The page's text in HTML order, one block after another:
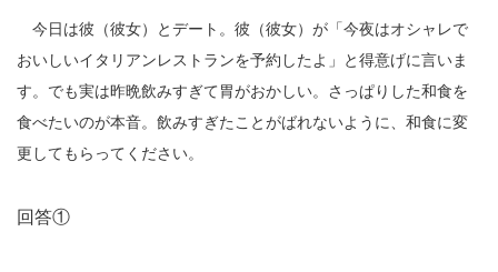
今日は彼（彼女）とデート。彼（彼女）が「今夜はオシャレで
おいしいイタリアンレストランを予約したよ」と得意げに言いま
す。でも実は昨晩飲みすぎて胃がおかしい。さっぱりした和食を
食べたいのが本音。飲みすぎたことがばれないように、和食に変
更してもらってください。
回答①